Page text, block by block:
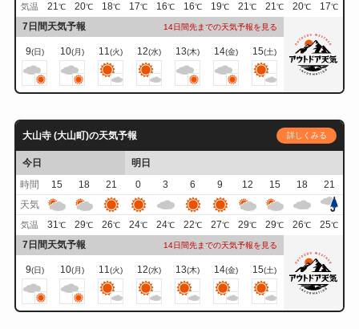
気温 21℃ 20℃ 18℃ 17℃ 16℃ 16℃ 19℃ 21℃ 21℃ 20℃ 17℃
7日間天気予報 14日間先までの天気予報を見る
9(日) 10(月) 11(火) 12(水) 13(木) 14(金) 15(土)
大山寺 (大山町)の天気予報 詳しくみる
今日
明日
時間
15 18 21 0 3 6 9 12 15 18
21
天気
気温 31℃ 29℃ 26℃ 24℃ 24℃ 22℃ 27℃ 29℃ 29℃ 26℃ 25℃
7日間天気予報 14日間先までの天気予報を見る
9(日) 10(月) 11(火) 12(水) 13(木) 14(金) 15(土)